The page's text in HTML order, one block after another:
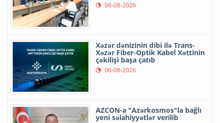
06-08-2026
Xəzər dənizinin dibi ilə Trans-
Xəzər Fiber-Optik Kabel Xəttinin
çəkilişi başa çatıb
06-08-2026
AZCON-a "Azərkosmos"la bağlı
yeni səlahiyyətlər verilib